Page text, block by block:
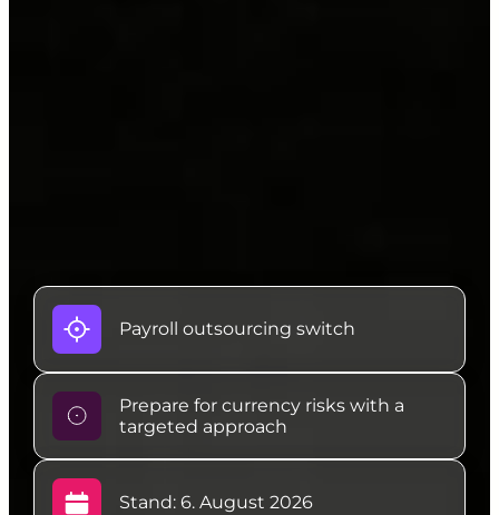
Payroll outsourcing switch
Prepare for currency risks with a
targeted approach
Stand: 6. August 2026